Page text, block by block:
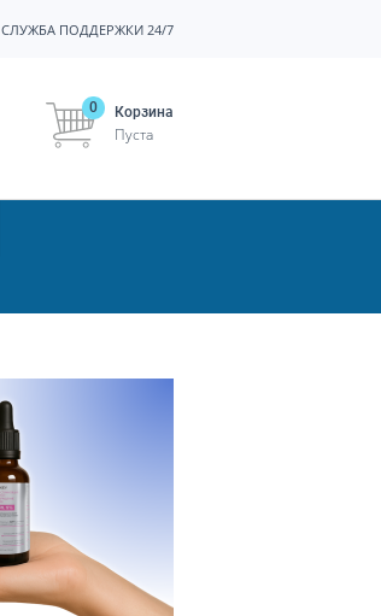
СЛУЖБА ПОДДЕРЖКИ 24/7
Корзина
0
Пуста